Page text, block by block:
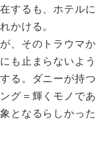
するも、ホテルに
かける。
、そのトラウマか
も止まらないよう
る。ダニーが持つ
グ＝輝くモノであ
となるらしかった